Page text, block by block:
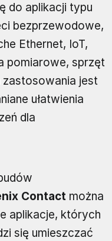
do aplikacji typu
bezprzewodowe,
Ethernet, IoT,
pomiarowe, sprzęt
jest
ułatwienia
dla
Contact można
aplikacje, których
się umieszczać